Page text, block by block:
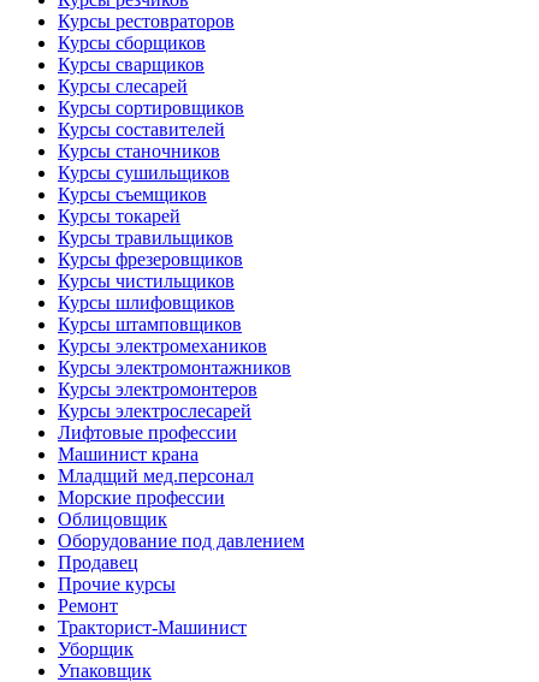
Курсы рестовраторов
Курсы сборщиков
Курсы сварщиков
Курсы слесарей
Курсы сортировщиков
Курсы составителей
Курсы станочников
Курсы сушильщиков
Курсы съемщиков
Курсы токарей
Курсы травильщиков
Курсы фрезеровщиков
Курсы чистильщиков
Курсы шлифовщиков
Курсы штамповщиков
Курсы электромехаников
Курсы электромонтажников
Курсы электромонтеров
Курсы электрослесарей
Лифтовые профессии
Машинист крана
Младщий мед.персонал
Морские профессии
Облицовщик
Оборудование под давлением
Продавец
Прочие курсы
Ремонт
Тракторист-Машинист
Уборщик
Упаковщик